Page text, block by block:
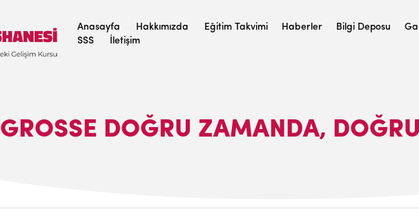
Anasayfa Hakkımızda Eğitim Takvimi Haberler Bilgi Deposu
SSS
İletişim
GROSSE DOĞRU ZAMANDA,